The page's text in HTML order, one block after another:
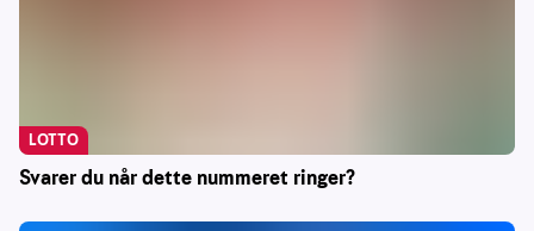
Svarer du når dette nummeret ringer?
LOTTO